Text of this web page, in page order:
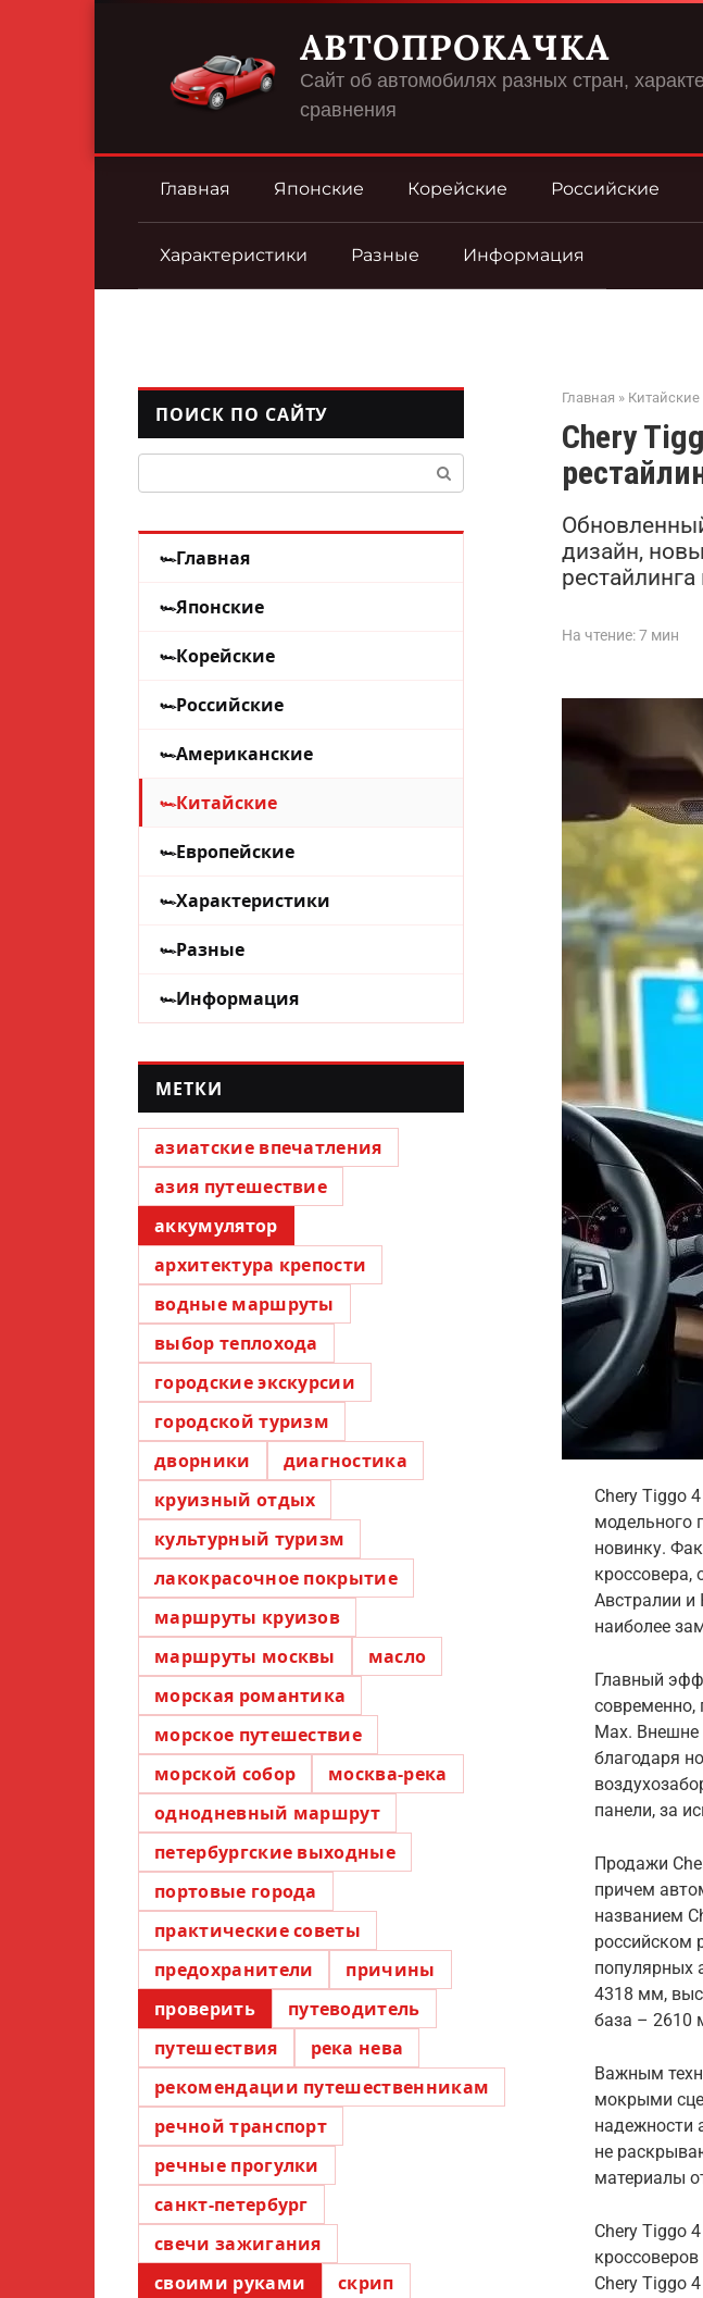
АВТОПРОКАЧКА
Сайт об автомобилях разных стран,
сравнения
Главная Японские Корейские Российские
Характеристики Разные Информация
Главная » Китайские
Chery
дизайн,
На чтение:7 мин
Chery Tiggo
модельного
новинку.
кроссовера,
Австралии и
наиболее
Главный
современно,
Max.
благодаря
панели, за
Продажи
причем
названием
российском
популярных
4318 мм,
база – 2610
Важным
мокрыми
надежности
не
материалы
Chery Tiggo
Chery Tiggo
ПОИСК ПО САЙТУ
Главная
Японские
Корейские
Российские
Американские
Китайские
Европейские
Характеристики
Разные
Информация
МЕТКИ
азиатские впечатления
азия путешествие
аккумулятор
архитектура крепости
водные маршруты
выбор теплохода
городские экскурсии
городской туризм
дворники
диагностика
круизный отдых
культурный туризм
лакокрасочное покрытие
маршруты круизов
маршруты москвы
масло
морская романтика
морское путешествие
морской собор
москва-река
однодневный маршрут
петербургские выходные
портовые города
практические советы
предохранители
причины
проверить
путеводитель
путешествия
река нева
рекомендации путешественникам
речной транспорт
речные прогулки
санкт-петербург
свечи зажигания
своими руками
скрип